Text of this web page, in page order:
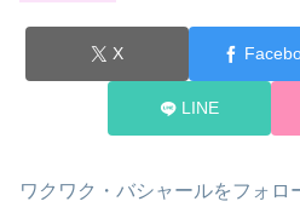
X
LINE
ワクワク・バシャールをフォロ